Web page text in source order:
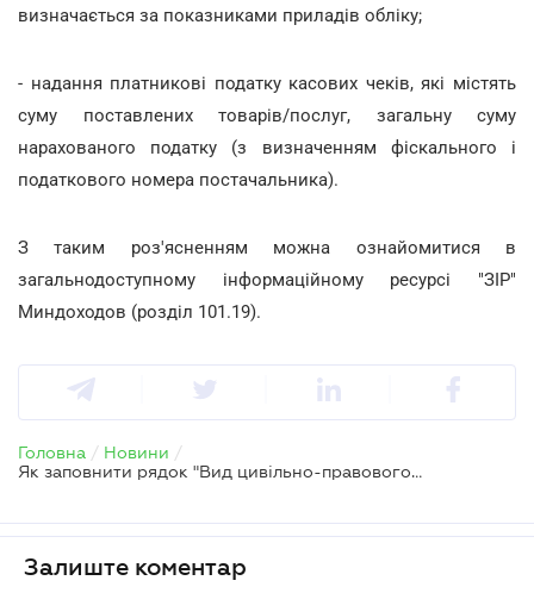
визначається за показниками приладів обліку;
- надання платникові податку касових чеків, які містять
суму поставлених товарів/послуг, загальну суму
нарахованого податку (з визначенням фіскального і
податкового номера постачальника).
З таким роз'ясненням можна ознайомитися в
загальнодоступному інформаційному ресурсі "ЗІР"
Миндоходов (розділ 101.19).
Головна / Новини /
Як заповнити рядок "Вид цивільно-правового договору" податкової накладної, виписаної по щоденних підсумках операцій
Залиште коментар